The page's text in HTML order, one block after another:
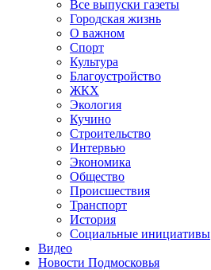
Все выпуски газеты
Городская жизнь
О важном
Спорт
Культура
Благоустройство
ЖКХ
Экология
Кучино
Строительство
Интервью
Экономика
Общество
Происшествия
Транспорт
История
Социальные инициативы
Видео
Новости Подмосковья